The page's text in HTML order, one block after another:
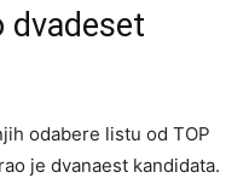
dvadeset
odabere listu od TOP
je dvanaest kandidata.